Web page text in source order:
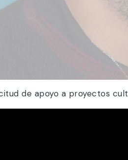
de apoyo a proyectos